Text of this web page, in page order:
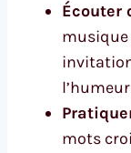
Écouter
mots